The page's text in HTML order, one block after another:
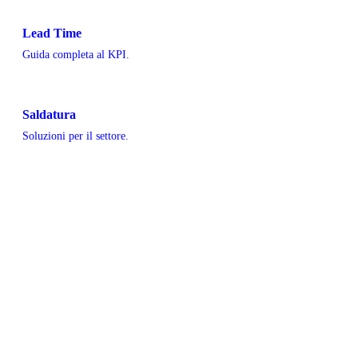
Lead Time
Guida completa al KPI.
Saldatura
Soluzioni per il settore.